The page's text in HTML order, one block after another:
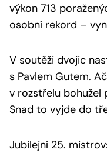
výkon 713
osobní rekord –
V soutěži dvojic
s Pavlem Gutem.
v rozstřelu bohužel
Snad to vyjde do
Jubilejní 25.